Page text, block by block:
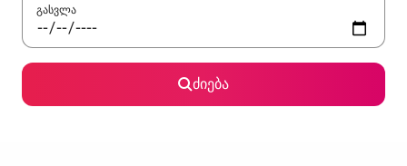
გასვლა
ძიება